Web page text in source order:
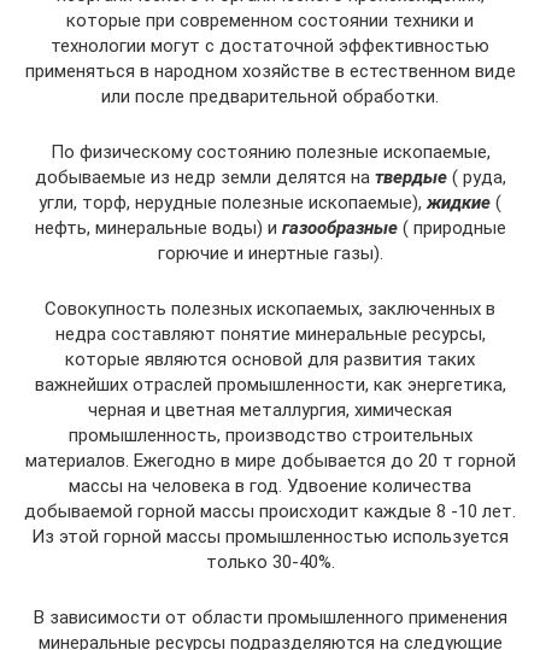
которые при современном состоянии техники и
технологии могут с достаточной эффективностью
применяться в народном хозяйстве в естественном виде
или после предварительной обработки.
По физическому состоянию полезные ископаемые,
добываемые из недр земли делятся на твердые( руда,
угли, торф, нерудные полезные ископаемые), жидкие (
нефть, минеральные воды) и газообразные( природные
горючие и инертные газы).
Совокупность полезных ископаемых, заключенных в
недра составляют понятие минеральные ресурсы,
которые являются основой для развития таких
важнейших отраслей промышленности, как энергетика,
черная и цветная металлургия, химическая
промышленность, производство строительных
материалов. Ежегодно в мире добывается до 20 т горной
массы на человека в год. Удвоение количества
добываемой горной массы происходит каждые 8 -10 лет.
Из этой горной массы промышленностью используется
только 30-40%.
В зависимости от области промышленного применения
минеральные ресурсы подразделяются на следующие